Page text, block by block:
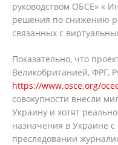
руководством ОБСЕ» «
решения по снижению
связанных с
Показательно, что
Великобританией, ФРГ,
https://www.osce.org/
совокупности внесли
Украину и хотят
назначения в Украине
преследовании